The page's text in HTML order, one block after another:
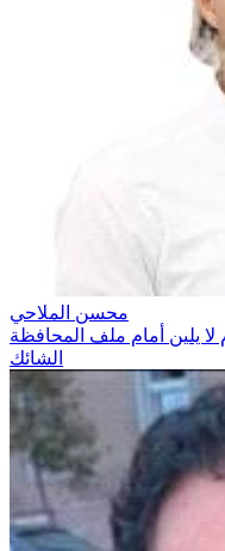
محسن الملاحي
يلين أمام ملف المحافظة
الشائك